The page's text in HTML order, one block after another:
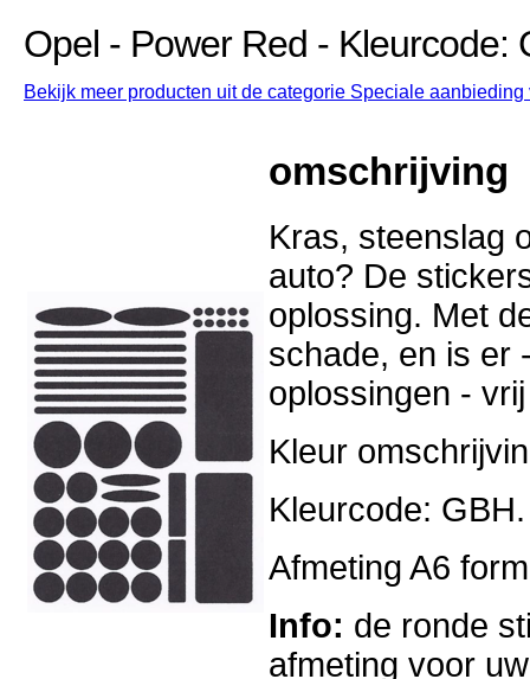
Opel - Power Red - Kleurcode:
Bekijk meer producten uit de categorie Speciale aanbieding
omschrijving
Kras, steenslag
auto? De
oplossing. Met
schade, en is er
oplossingen -
Kleur
Kleurcode: GBH.
Afmeting A6
Info: de ronde
afmeting voor